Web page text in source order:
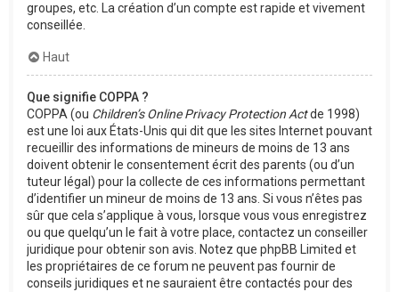
groupes, etc. La création d’un compte est rapide et vivement
conseillée.
Haut
Que signifie COPPA ?
COPPA (ou Children’s Online Privacy Protection Actde 1998)
est une loi aux États-Unis qui dit que les sites Internet pouvant
recueillir des informations de mineurs de moins de 13 ans
doivent obtenir le consentement écrit des parents (ou d’un
tuteur légal) pour la collecte de ces informations permettant
d’identifier un mineur de moins de 13 ans. Si vous n’êtes pas
sûr que cela s’applique à vous, lorsque vous vous enregistrez
ou que quelqu’un le fait à votre place, contactez un conseiller
juridique pour obtenir son avis. Notez que phpBB Limited et
les propriétaires de ce forum ne peuvent pas fournir de
conseils juridiques et ne sauraient être contactés pour des